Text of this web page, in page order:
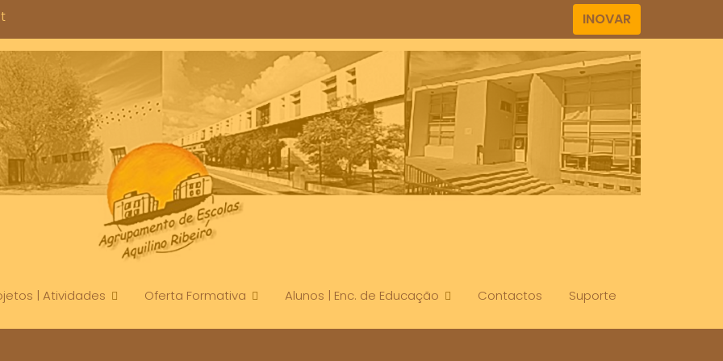
INOVAR
| Atividades Oferta Formativa Alunos | Enc. de Educação Contactos Suporte